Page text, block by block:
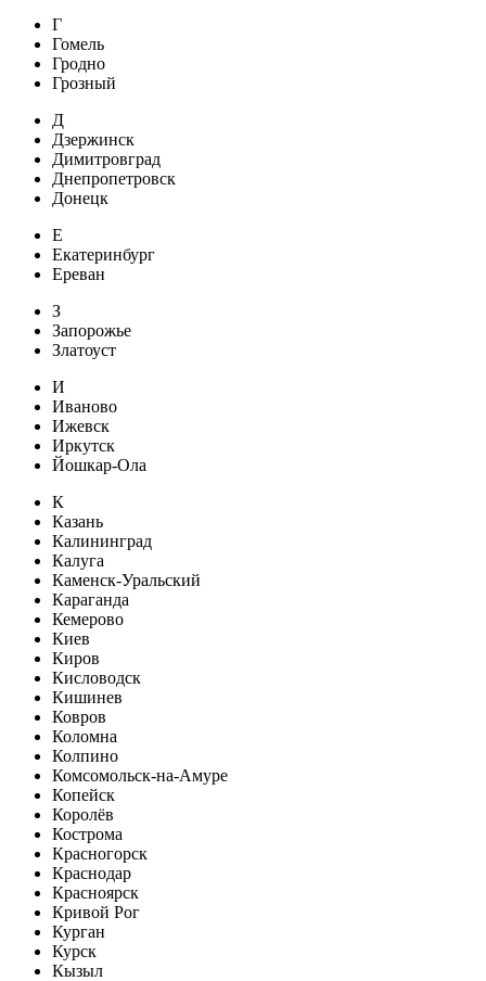
Г
Гомель
Гродно
Грозный
Д
Дзержинск
Димитровград
Днепропетровск
Донецк
Е
Екатеринбург
Ереван
З
Запорожье
Златоуст
И
Иваново
Ижевск
Иркутск
Йошкар-Ола
К
Казань
Калининград
Калуга
Каменск-Уральский
Караганда
Кемерово
Киев
Киров
Кисловодск
Кишинев
Ковров
Коломна
Колпино
Комсомольск-на-Амуре
Копейск
Королёв
Кострома
Красногорск
Краснодар
Красноярск
Кривой Рог
Курган
Курск
Кызыл